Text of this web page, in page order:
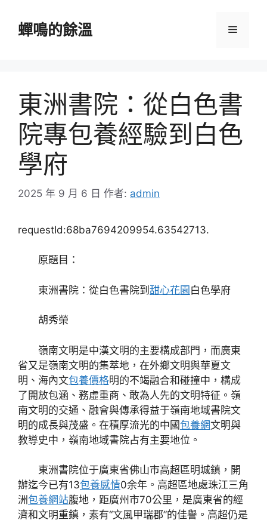
蟬鳴的餘溫 選
東洲書院：從白色書
院專包養經驗到白色
學府
2025 年 9 月 6 日 作者: admin
requestId:68ba7694209954.63542713.
原題目：
東洲書院：從白色書院到 甜心花園 白色學府
胡秀榮
嶺南文明是中漢文明的主要構成部門，而廣東
省又是嶺南文明的集萃地，在外鄉文明與華夏文
明、海內文包養價格明的不竭融合和碰撞中，構成
了開放包涵、務虛重商、敢為人先的文明特征。嶺
南文明的交通、融會與傳承得益于嶺南地域書院文
明的成長與茂盛。在積厚流光的中國包養網文明與
教導史中，嶺南地域書院占有主要地位。
東洲書院位于廣東省佛山市高超區明城鎮，開
辦迄今已有13包養感情0余年。高超區地處珠江三角
洲包養網站腹地，距廣州市70公里，是廣東省的經
濟和文明重鎮，素有“文風甲瑞郡”的佳譽。高超仍是